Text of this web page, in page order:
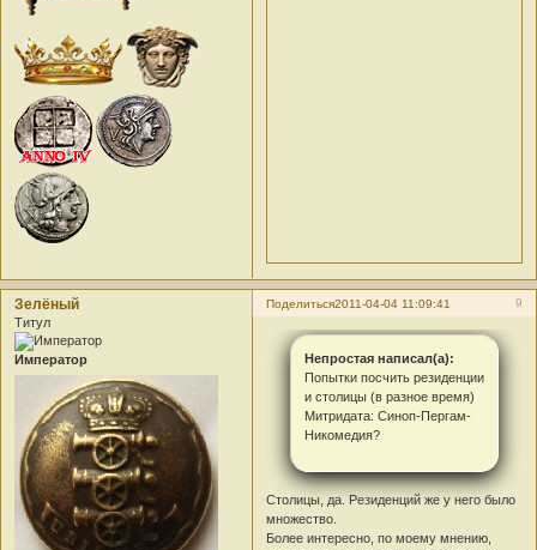
Поделиться 9
2011-04-04 11:09:41
Зелёный
Титул
Император
Непростая написал(а):
Попытки посчить резиденции
и столицы (в разное время)
Митридата: Синоп-Пергам-
Никомедия?
Столицы, да. Резиденций же у него было
множество.
Более интересно, по моему мнению,